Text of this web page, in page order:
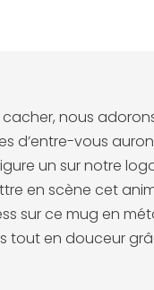
nous
d’entre-vous
un sur notre
en scène cet
sur ce mug en
tout en douceur